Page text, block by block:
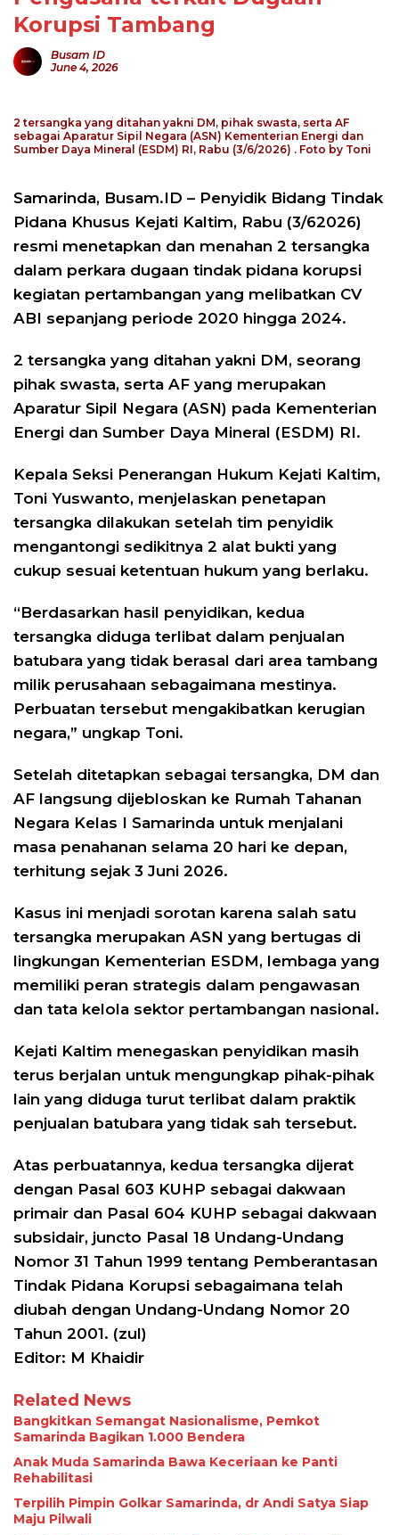
Korupsi Tambang
Busam ID
June 4, 2026
2 tersangka yang ditahan yakni DM, pihak swasta, serta AF
sebagai Aparatur Sipil Negara (ASN) Kementerian Energi dan
Sumber Daya Mineral (ESDM) RI, Rabu (3/6/2026) . Foto by Toni
Samarinda, Busam.ID – Penyidik Bidang Tindak
Pidana Khusus Kejati Kaltim, Rabu (3/62026)
resmi menetapkan dan menahan 2 tersangka
dalam perkara dugaan tindak pidana korupsi
kegiatan pertambangan yang melibatkan CV
ABI sepanjang periode 2020 hingga 2024.
2 tersangka yang ditahan yakni DM, seorang
pihak swasta, serta AF yang merupakan
Aparatur Sipil Negara (ASN) pada Kementerian
Energi dan Sumber Daya Mineral (ESDM) RI.
Kepala Seksi Penerangan Hukum Kejati Kaltim,
Toni Yuswanto, menjelaskan penetapan
tersangka dilakukan setelah tim penyidik
mengantongi sedikitnya 2 alat bukti yang
cukup sesuai ketentuan hukum yang berlaku.
“Berdasarkan hasil penyidikan, kedua
tersangka diduga terlibat dalam penjualan
batubara yang tidak berasal dari area tambang
milik perusahaan sebagaimana mestinya.
Perbuatan tersebut mengakibatkan kerugian
negara,” ungkap Toni.
Setelah ditetapkan sebagai tersangka, DM dan
AF langsung dijebloskan ke Rumah Tahanan
Negara Kelas I Samarinda untuk menjalani
masa penahanan selama 20 hari ke depan,
terhitung sejak 3 Juni 2026.
Kasus ini menjadi sorotan karena salah satu
tersangka merupakan ASN yang bertugas di
lingkungan Kementerian ESDM, lembaga yang
memiliki peran strategis dalam pengawasan
dan tata kelola sektor pertambangan nasional.
Kejati Kaltim menegaskan penyidikan masih
terus berjalan untuk mengungkap pihak-pihak
lain yang diduga turut terlibat dalam praktik
penjualan batubara yang tidak sah tersebut.
Atas perbuatannya, kedua tersangka dijerat
dengan Pasal 603 KUHP sebagai dakwaan
primair dan Pasal 604 KUHP sebagai dakwaan
subsidair, juncto Pasal 18 Undang-Undang
Nomor 31 Tahun 1999 tentang Pemberantasan
Tindak Pidana Korupsi sebagaimana telah
diubah dengan Undang-Undang Nomor 20
Tahun 2001. (zul)
Editor: M Khaidir
Related News
Bangkitkan Semangat Nasionalisme, Pemkot
Samarinda Bagikan 1.000 Bendera
Anak Muda Samarinda Bawa Keceriaan ke Panti
Rehabilitasi
Terpilih Pimpin Golkar Samarinda, dr Andi Satya Siap
Maju Pilwali